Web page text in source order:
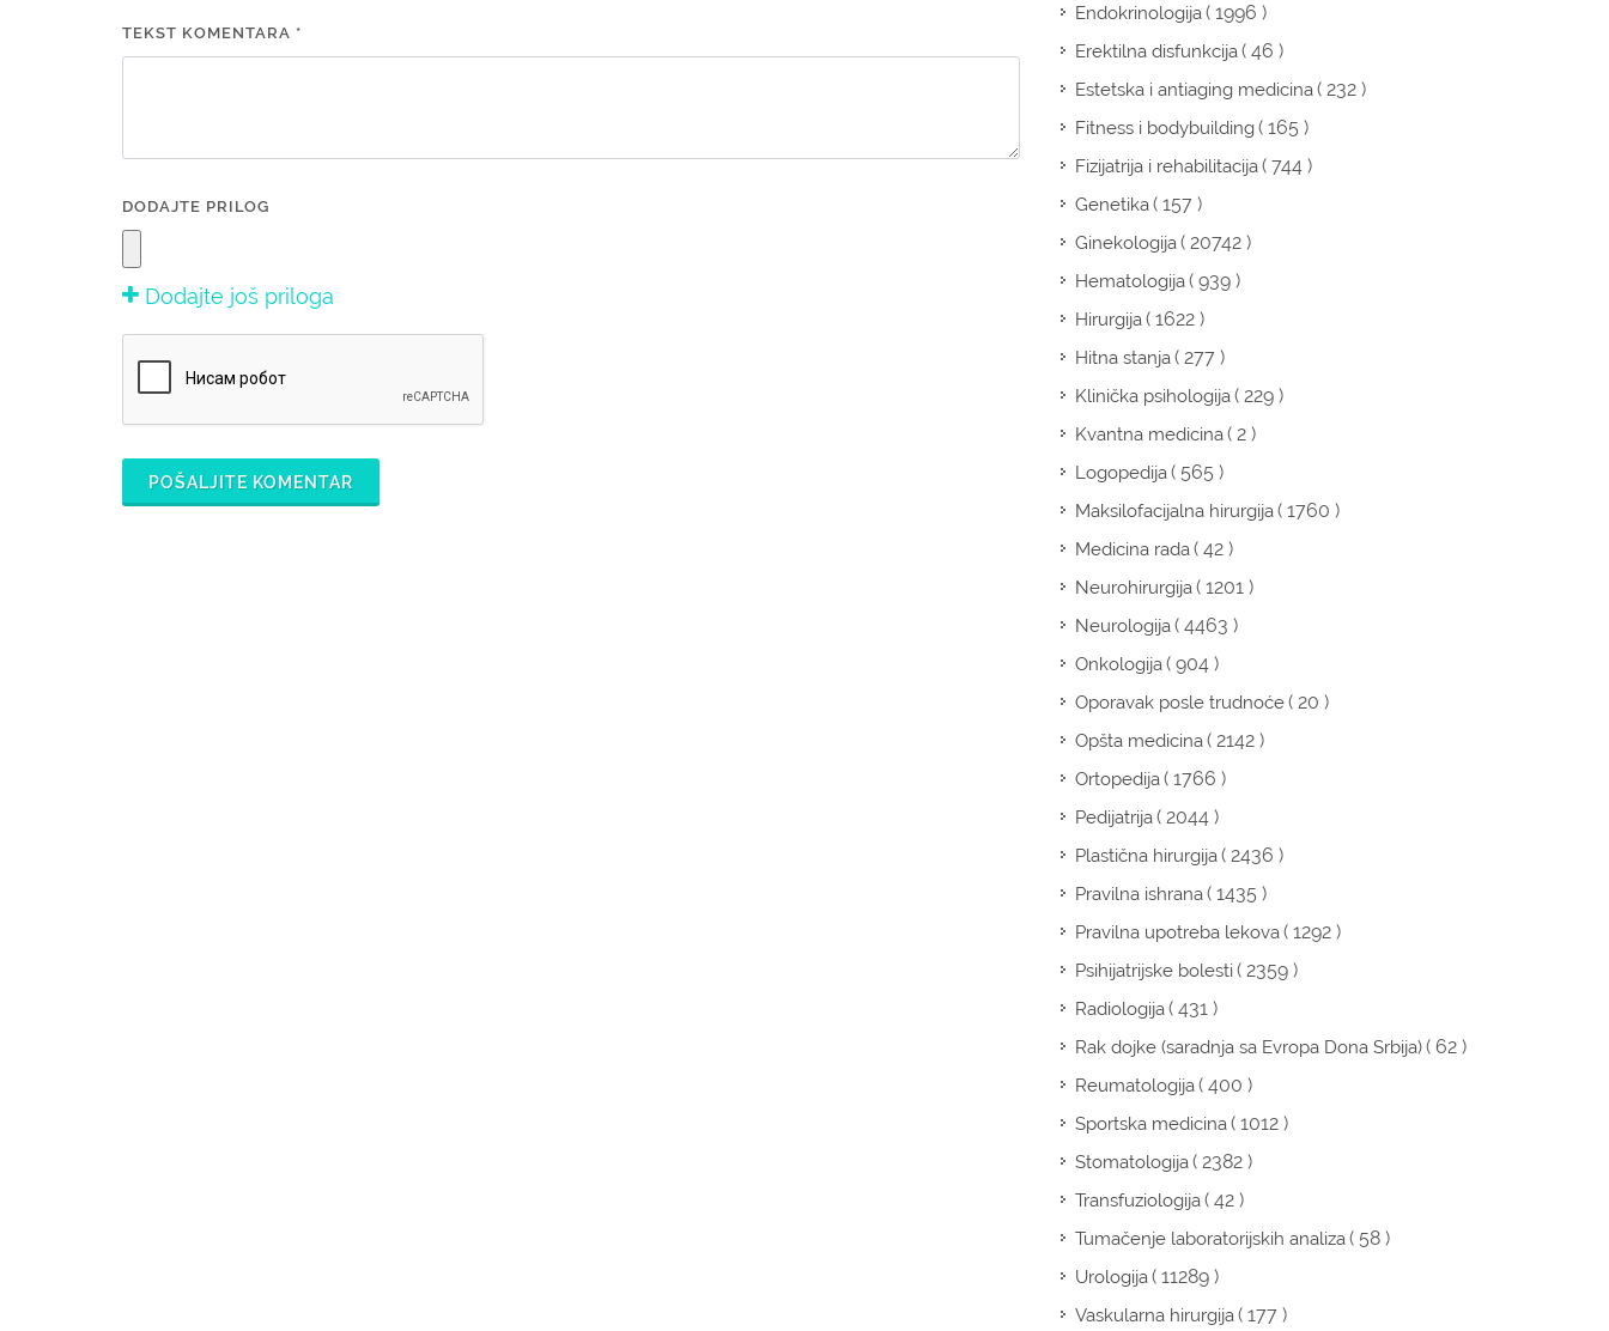
TEKST KOMENTARA *
DODAJTE PRILOG
Dodajte još priloga
POŠALJITE KOMENTAR
Endokrinologija( 1996 )
Erektilna disfunkcija( 46 )
Estetska i antiaging medicina( 232 )
Fitness i bodybuilding( 165 )
Fizijatrija i rehabilitacija( 744 )
Genetika( 157 )
Ginekologija( 20742 )
Hematologija( 939 )
Hirurgija( 1622 )
Hitna stanja( 277 )
Klinička psihologija( 229 )
Kvantna medicina( 2 )
Logopedija( 565 )
Maksilofacijalna hirurgija( 1760 )
Medicina rada( 42 )
Neurohirurgija( 1201 )
Neurologija( 4463 )
Onkologija( 904 )
Oporavak posle trudnoće( 20 )
Opšta medicina( 2142 )
Ortopedija( 1766 )
Pedijatrija( 2044 )
Plastična hirurgija( 2436 )
Pravilna ishrana( 1435 )
Pravilna upotreba lekova( 1292 )
Psihijatrijske bolesti( 2359 )
Radiologija( 431 )
Rak dojke (saradnja sa Evropa Dona Srbija)( 62 )
Reumatologija( 400 )
Sportska medicina( 1012 )
Stomatologija( 2382 )
Transfuziologija( 42 )
Tumačenje laboratorijskih analiza( 58 )
Urologija( 11289 )
Vaskularna hirurgija( 177 )